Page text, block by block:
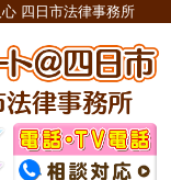
四日市法律事務所